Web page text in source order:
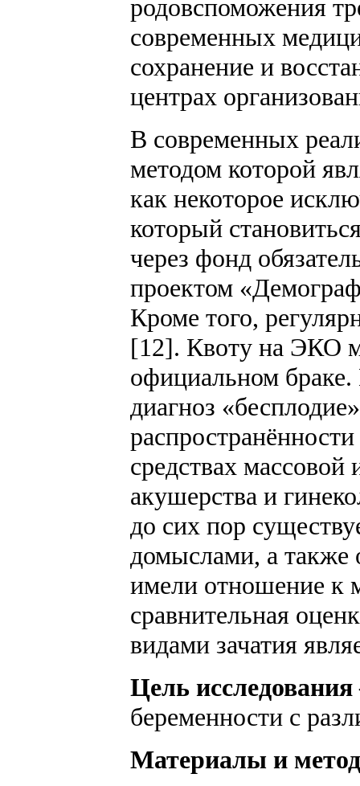
родовспоможения
современных
сохранение и
центрах
В современных
методом которой
как некоторое
который
через фонд
проектом
Кроме того,
[12]. Квоту на ЭКО
официальном
диагноз
средствах
акушерства и
до сих пор
домыслами, а также
имели отношение к
сравнительная
видами зачатия
Цель
беременности с
Материалы и